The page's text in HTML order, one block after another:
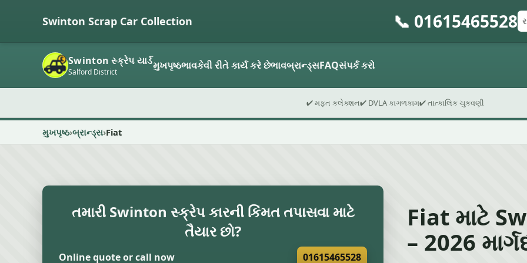
Swinton Scrap Car Collection 📞 01615465528
Swinton સ્ક્રેપ યાર્ડ
Salford District મુખપૃષ્ઠભાવકેવી રીતે કાર્ય કરે છેભાવબ્રાન્ડ્સFAQસંપર્ક કરો
✔ મફત કલેક્શન✔ DVLA કાગળકામ✔ તાત્કાલિક ચુકવણી
મુખપૃષ્ઠ બ્રાન્ડ્સ Fiat
તમારી Swinton સ્ક્રેપ કારની કિંમત તપાસવા માટે
તૈયાર છો?
Online quote or call now 01615465528
Fiat માટે
– 2026